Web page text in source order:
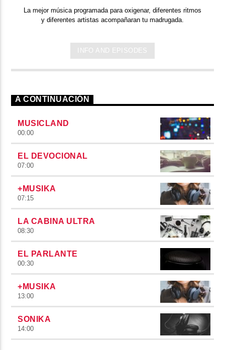
La mejor música programada para oxigenar, diferentes ritmos
y diferentes artistas acompañaran tu madrugada.
INFO AND EPISODES
A CONTINUACIÓN
MUSICLAND
00:00
EL DEVOCIONAL
07:00
+MUSIKA
07:15
LA CABINA ULTRA
08:30
EL PARLANTE
00:30
+MUSIKA
13:00
SONIKA
14:00